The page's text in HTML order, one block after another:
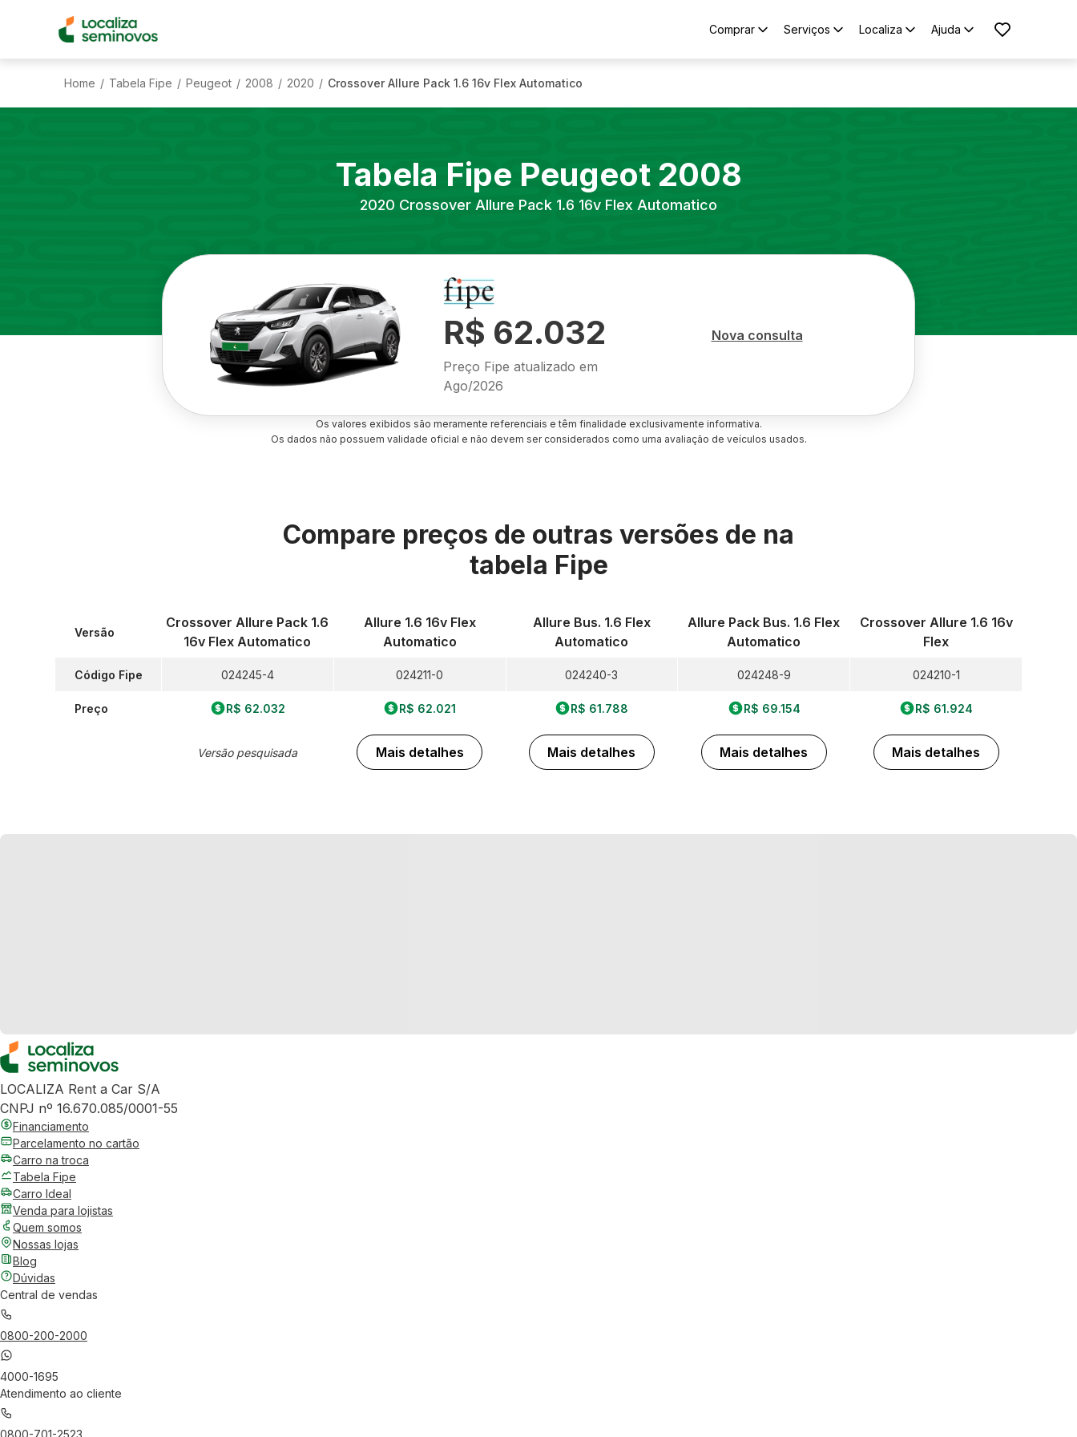
Comprar Serviços Localiza Ajuda
Home / Tabela Fipe / Peugeot / 2008 / 2020 / Crossover Allure Pack 1.6 16v Flex Automatico
Tabela Fipe Peugeot 2008
2020 Crossover Allure Pack 1.6 16v Flex Automatico
R$ 62.032
Preço Fipe atualizado em
Ago/2026
Nova consulta
Os valores exibidos são meramente referenciais e têm finalidade exclusivamente informativa.
Os dados não possuem validade oficial e não devem ser considerados como uma avaliação de veículos usados.
Compare preços de outras versões de na
tabela Fipe
Versão
Código Fipe
Preço
Crossover Allure Pack 1.6
16v Flex Automatico
024245-4
R$ 62.032
Versão pesquisada
Allure 1.6 16v Flex
Automatico
024211-0
R$ 62.021
Mais detalhes
Allure Bus. 1.6 Flex
Automatico
024240-3
R$ 61.788
Mais detalhes
Allure Pack Bus. 1.6 Flex
Automatico
024248-9
R$ 69.154
Mais detalhes
Crossover Allure 1.6 16v
Flex
024210-1
R$ 61.924
Mais detalhes
LOCALIZA Rent a Car S/A
CNPJ nº 16.670.085/0001-55
Financiamento
Parcelamento no cartão
Carro na troca
Tabela Fipe
Carro Ideal
Venda para lojistas
Quem somos
Nossas lojas
Blog
Dúvidas
Central de vendas
0800-200-2000
4000-1695
Atendimento ao cliente
0800-701-2523